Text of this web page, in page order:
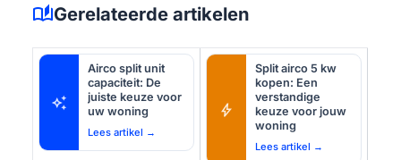
auto_storiesGerelateerde artikelen
auto_awesome
Airco split unit
capaciteit: De
juiste keuze voor
uw woning
Lees artikel →
bolt
Split airco 5 kw
kopen: Een
verstandige
keuze voor jouw
woning
Lees artikel →